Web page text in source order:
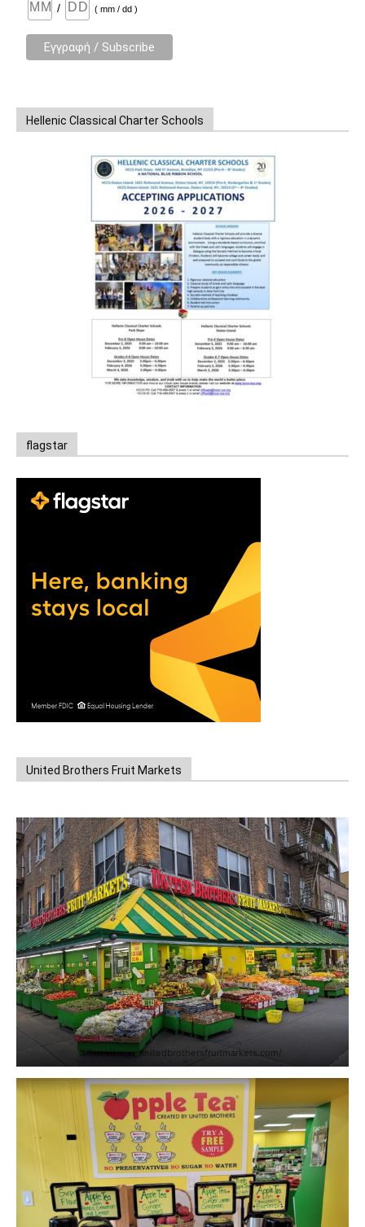
/ ( mm / dd )
Hellenic Classical Charter Schools
flagstar
United Brothers Fruit Markets
https://www.unitedbrothersfruitmarkets.com/